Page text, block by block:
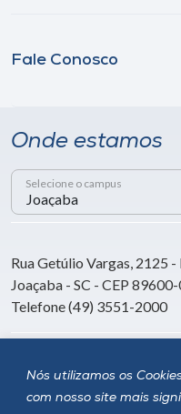
Nós utilizamos os
com nosso site mais
Fale Conosco
Onde estamos
Selecione o campus
Rua Getúlio Vargas, 2125
Joaçaba - SC - CEP
Telefone (49) 3551-2000
Siga a Unoesc